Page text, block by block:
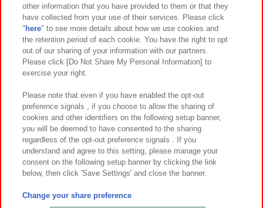
関連会社 サステナビリティ サイトポリシー
プライバシーポリシー ウェブアクセシビリティ方針と検証結果
お取引先さまとともに
カスタマーハラスメント対応方針 よくあるご質問・お問い合わせ
©Bandai Namco Amusement Inc.
©Bandai Namco Amusement Lab Inc.
other information that you have provided to them or that they
have collected from your use of their services. Please click
" here" to see more details about how we use cookies and
the retention period of each cookie. You have the right to opt
out of our sharing of your information with our partners.
Please click [Do Not Share My Personal Information] to
exercise your right.
Please note that even if you have enabled the opt-out
preference signals , if you choose to allow the sharing of
cookies and other identifiers on the following setup banner,
you will be deemed to have consented to the sharing
regardless of the opt-out preference signals . If you
understand and agree to this setting, please manage your
consent on the following setup banner by clicking the link
below, then click 'Save Settings' and close the banner.
Change your share preference